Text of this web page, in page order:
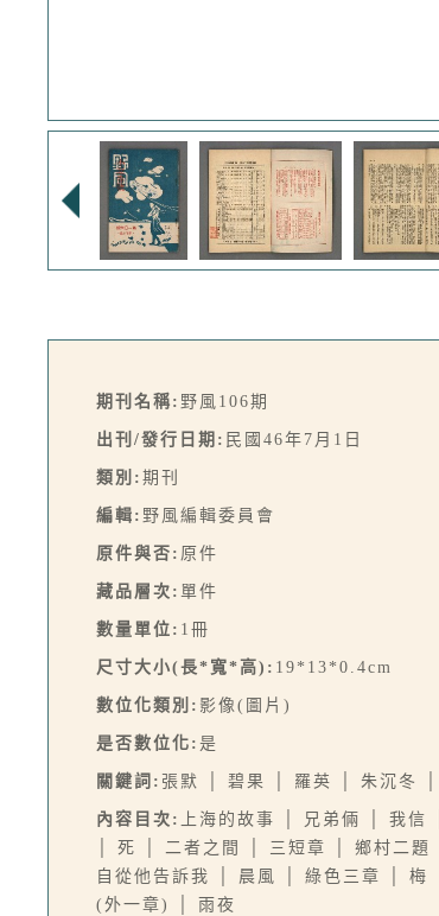
期刊名稱: 野風106期
出刊/發行日期: 民國46年7月1日
類別: 期刊
編輯: 野風編輯委員會
原件與否: 原件
藏品層次: 單件
數量單位: 1冊
尺寸大小(長*寬*高): 19*13*0.4cm
數位化類別: 影像(圖片)
是否數位化: 是
關鍵詞: 張默 │ 碧果 │ 羅英 │ 朱沉冬
內容目次:
上海的故事 │ 兄弟倆 │ 我
│ 死 │ 二者之間 │ 三短章 │ 鄉村二
自從他告訴我 │ 晨風 │ 綠色三章 │
(外一章) │ 雨夜